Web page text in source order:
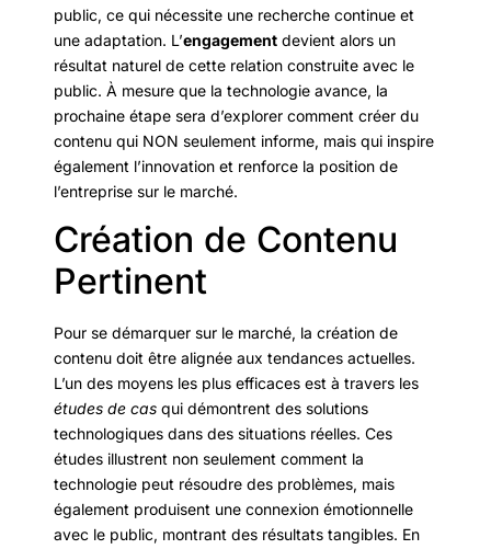
public, ce qui nécessite une recherche continue et
une adaptation. L’engagement devient alors un
résultat naturel de cette relation construite avec le
public. À mesure que la technologie avance, la
prochaine étape sera d’explorer comment créer du
contenu qui NON seulement informe, mais qui inspire
également l’innovation et renforce la position de
l’entreprise sur le marché.
Création de Contenu
Pertinent
Pour se démarquer sur le marché, la création de
contenu doit être alignée aux tendances actuelles.
L’un des moyens les plus efficaces est à travers les
études de cas qui démontrent des solutions
technologiques dans des situations réelles. Ces
études illustrent non seulement comment la
technologie peut résoudre des problèmes, mais
également produisent une connexion émotionnelle
avec le public, montrant des résultats tangibles. En